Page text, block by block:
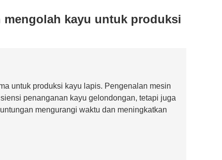
kayu untuk produksi
untuk produksi kayu lapis. Pengenalan mesin
penanganan kayu gelondongan, tetapi juga
mengurangi waktu dan meningkatkan